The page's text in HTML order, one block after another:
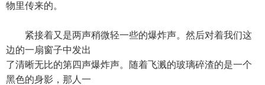
物里传来的。
紧接着又是两声稍微轻一些的爆炸声。然后对着我们这
边的一扇窗子中发出
了清晰无比的第四声爆炸声。随着飞溅的玻璃碎渣的是一个
黑色的身影，那人一